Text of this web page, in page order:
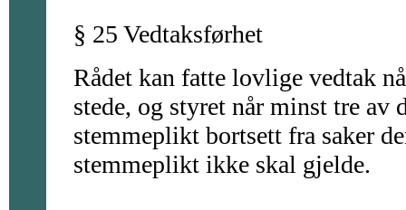
§ 25 Vedtaksførhet
Rådet kan fatte lovlige vedtak
stede, og styret når minst tre av
stemmeplikt bortsett fra saker
stemmeplikt ikke skal gjelde.